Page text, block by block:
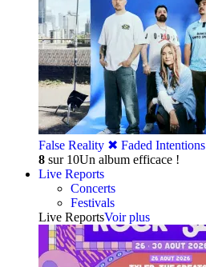
False Reality ✖︎ Faded Intentions
8 sur 10Un album efficace !
Live Reports
Concerts
Festivals
Live ReportsVoir plus